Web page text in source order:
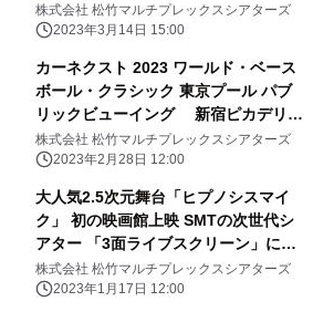
カデリー・MOVIX川口・なんばパーク
スシネマにて開催決定
株式会社 松竹マルチプレックスシアターズ
2023年3月14日 15:00
カーネクスト 2023 ワールド・ベース
ボール・クラシック 東京プール パブ
リックビューイング 新宿ピカデリ
ー、MOVIX川口、なんばパークスシネ
マにて 開催決定
株式会社 松竹マルチプレックスシアターズ
2023年2月28日 12:00
大人気2.5次元舞台「ヒプノシスマイ
ク」 初の映画館上映 SMTの次世代シ
アター 「3面ライブスクリーン」にて
1/27(金)より期間限定上映決定！
株式会社 松竹マルチプレックスシアターズ
2023年1月17日 12:00